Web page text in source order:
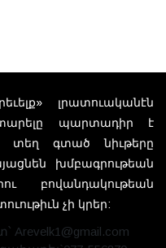
լրատուականէն
պարտադիր է
տեղ գտած նիւթերը
խմբագրութեան
բովանդակութեան
չի կրեր:
Arevelk1@gmail.com